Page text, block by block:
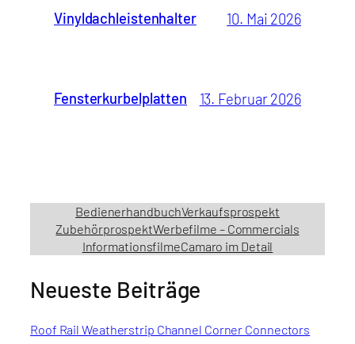
Vinyldachleistenhalter 10. Mai 2026
Fensterkurbelplatten 13. Februar 2026
BedienerhandbuchVerkaufsprospekt
ZubehörprospektWerbefilme – Commercials
InformationsfilmeCamaro im Detail
Neueste Beiträge
Roof Rail Weatherstrip Channel Corner Connectors